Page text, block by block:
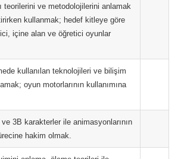
teorilerini ve metodolojilerini anlamak
kullanmak; hedef kitleye göre
içine alan ve öğretici oyunlar
kullanılan teknolojileri ve bilişim
oyun motorlarının kullanımına
3B karakterler ile animasyonlarının
hakim olmak.